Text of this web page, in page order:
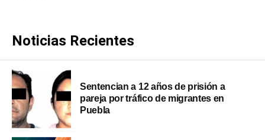
Noticias Recientes
Sentencian a 12 años de prisión a
pareja por tráfico de migrantes en
Puebla